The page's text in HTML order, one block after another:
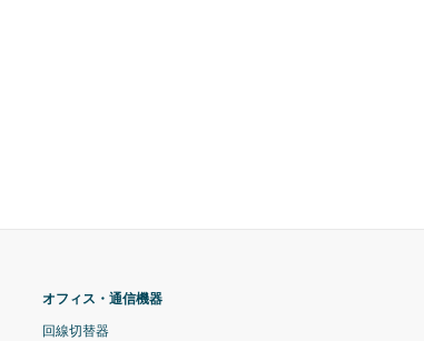
オフィス・通信機器
回線切替器